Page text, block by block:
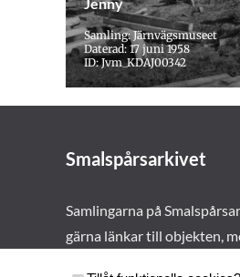
Samling: Järnvägsmuseet
Daterad: 17 juni 1958
ID: Jvm_KDAJ00342
Smalspårsarkivet
Samlingarna på
gärna länkar till objekten,